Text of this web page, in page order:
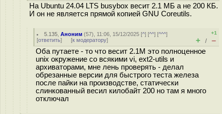
На Ubuntu 24.04 LTS busybox весит 2.1 МБ а не 200 КБ.
И он не является прямой копией GNU Coreutils.
5.135 ,Аноним (57), 11:06, 15/12/2025 [^] [^^] [^^^]
[ответить] [к модератору]
+1
+ / –
Оба путаете - то что весит 2.1М это полноценное
unix окружение со всякими vi, ext2-utils и
архиваторами, мне лень проверять - делал
обрезанные версии для быстрого теста железа
после пайки на производстве, статически
слинкованный весил килобайт 200 но там я много
отключал